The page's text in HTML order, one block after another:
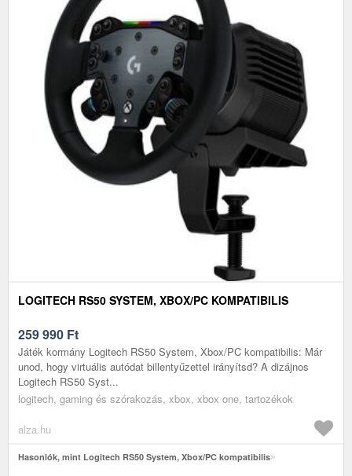
LOGITECH RS50 SYSTEM, XBOX/PC KOMPATIBILIS
259 990 Ft
Játék kormány Logitech RS50 System, Xbox/PC kompatibilis: Már
unod, hogy virtuális autódat billentyűzettel irányítsd? A dizájnos
Logitech RS50 Syst...
logitech, gaming és szórakozás, xbox, xbox one, tartozékok
alza.hu
Hasonlók, mint Logitech RS50 System, Xbox/PC kompatibilis